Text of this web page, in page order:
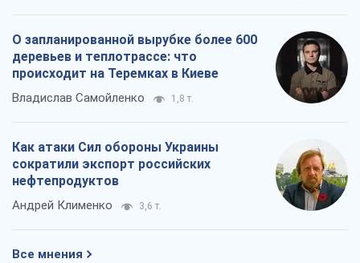
О запланированной вырубке более 600
деревьев и теплотрассе: что
происходит на Теремках в Киеве
Владислав Самойленко 1,8 т.
Как атаки Сил обороны Украины
сократили экспорт российских
нефтепродуктов
Андрей Клименко 3,6 т.
Все мнения